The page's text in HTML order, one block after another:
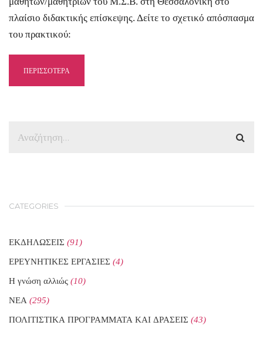
πλαίσιο διδακτικής επίσκεψης. Δείτε το σχετικό απόσπασμα
του πρακτικού:
ΠΕΡΙΣΣΟΤΕΡΑ
CATEGORIES
ΕΚΔΗΛΩΣΕΙΣ (91)
ΕΡΕΥΝΗΤΙΚΕΣ ΕΡΓΑΣΙΕΣ (4)
Η γνώση αλλιώς (10)
ΝΕΑ (295)
ΠΟΛΙΤΙΣΤΙΚΑ ΠΡΟΓΡΑΜΜΑΤΑ ΚΑΙ ΔΡΑΣΕΙΣ (43)